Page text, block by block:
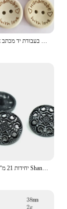
50/100Pcs כפתורי עץ בגדי קישוט חתונת דקור בעבודת יד מכתב אהבת DIY אמנות רעיונות עבור אביזרי תפירה
20 יחידות 21 מ"מ עתיק מתכת Shanked כפתורי דפוס חקוק מתכת תפירת כפתורי סקראפבוקינג מלאכות